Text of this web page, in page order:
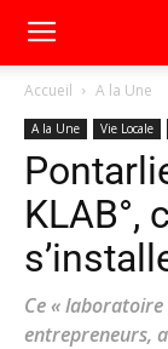
Accueil A la Une
A la Une Vie Locale
KLAB°,
Ce « laboratoire
entrepreneurs,